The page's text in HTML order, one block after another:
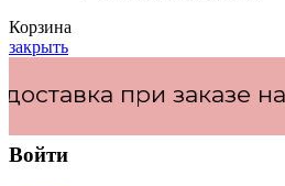
Корзина
закрыть
на суммуот 20.000₽
Войти